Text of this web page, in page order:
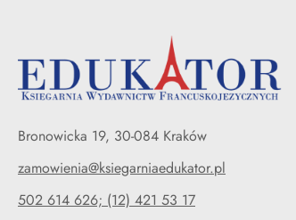
Bronowicka 19, 30-084 Kraków
zamowienia@ksiegarniaedukator.pl
502 614 626; (12) 421 53 17